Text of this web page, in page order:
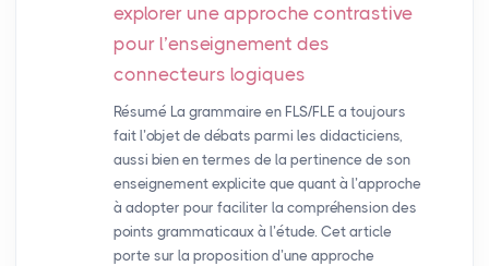
explorer une approche contrastive
pour l’enseignement des
connecteurs logiques
Résumé La grammaire en FLS/FLE a toujours
fait l’objet de débats parmi les didacticiens,
aussi bien en termes de la pertinence de son
enseignement explicite que quant à l’approche
à adopter pour faciliter la compréhension des
points grammaticaux à l’étude. Cet article
porte sur la proposition d’une approche